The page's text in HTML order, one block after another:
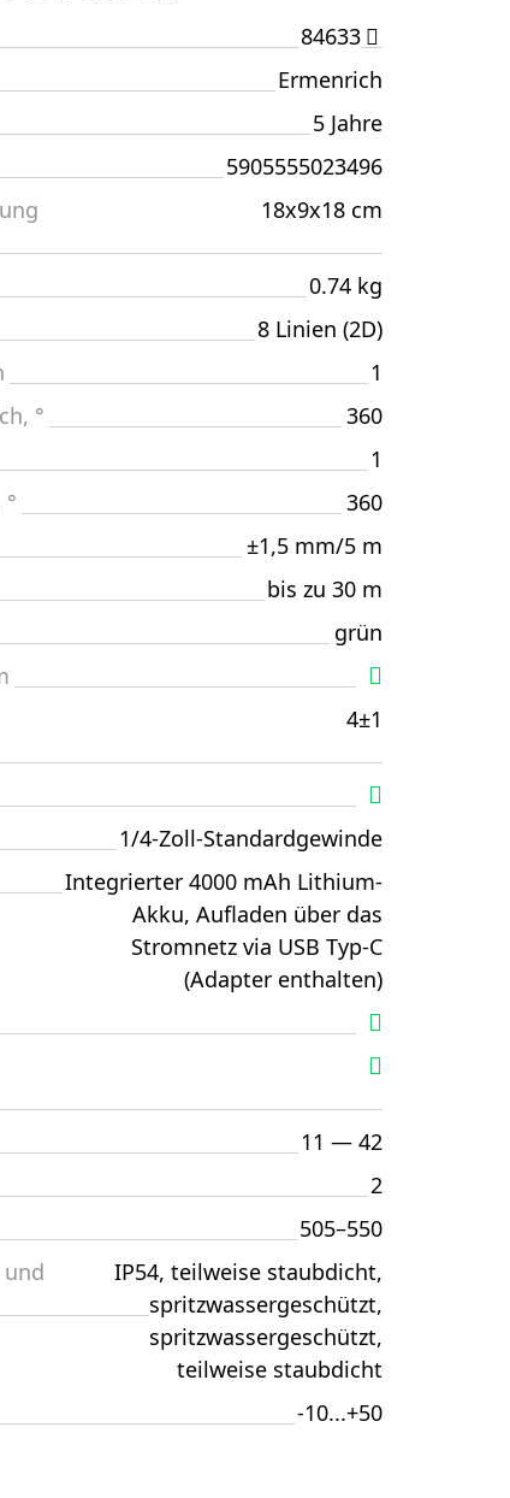
84633
Ermenrich
5 Jahre
5905555023496
18x9x18 cm
0.74 kg
8 Linien (2D)
1
°
360
1
360
±1,5 mm/5 m
bis zu 30 m
grün
4±1
1/4-Zoll-Standardgewinde
Integrierter 4000 mAh Lithium-
Akku, Aufladen über das
Stromnetz via USB Typ-C
(Adapter enthalten)
11 — 42
2
505–550
und
IP54, teilweise staubdicht,
spritzwassergeschützt,
spritzwassergeschützt,
teilweise staubdicht
-10...+50